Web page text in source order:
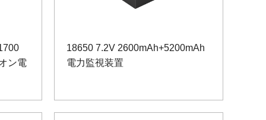
ン電
18650 7.2V 2600mAh+5200mAh
電力監視装置